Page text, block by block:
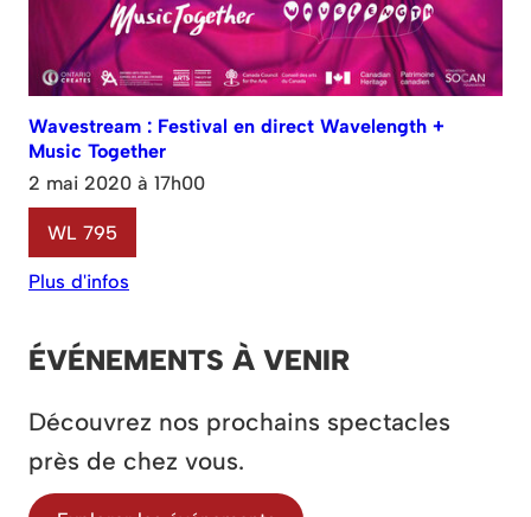
Wavestream : Festival en direct Wavelength +
Music Together
2 mai 2020 à 17h00
WL 795
Plus d'infos
ÉVÉNEMENTS À VENIR
Découvrez nos prochains spectacles
près de chez vous.